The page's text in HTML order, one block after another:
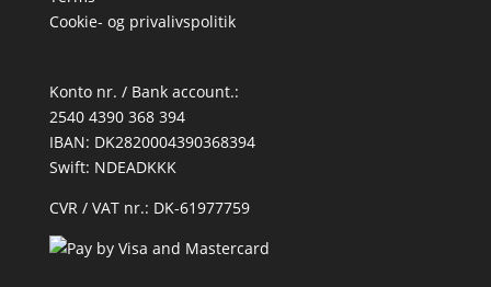
Cookie- og privalivspolitik
Konto nr. / Bank account.:
2540 4390 368 394
IBAN: DK2820004390368394
Swift: NDEADKKK
CVR / VAT nr.: DK-61977759